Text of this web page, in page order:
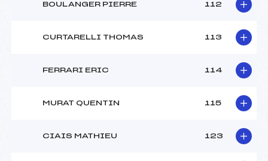
BOULANGER PIERRE 112
CURTARELLI THOMAS 113
FERRARI ERIC 114
MURAT QUENTIN 115
CIAIS MATHIEU 123